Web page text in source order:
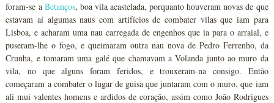
foram-se a Betanços, boa vila acastelada, porquanto houveram novas de que
estavam aí algumas naus com artifícios de combater vilas que iam para
Lisboa, e acharam uma nau carregada de engenhos que ia para o arraial, e
puseram-lhe o fogo, e queimaram outra nau nova de Pedro Ferrenho, da
Crunha, e tomaram uma galé que chamavam a Volanda junto ao muro da
vila, no que alguns foram feridos, e trouxeram-na consigo. Então
começaram a combater o lugar de guisa que juntaram com o muro, que iam
ali mui valentes homens e ardidos de coração, assim como João Rodrigues